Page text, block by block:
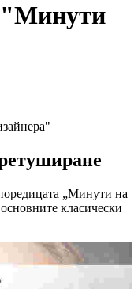
"Минути
„Минути на
класически